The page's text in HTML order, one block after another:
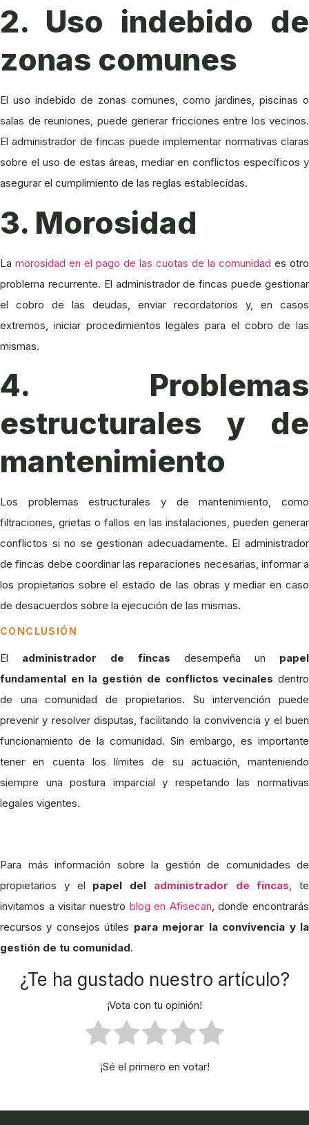
2. Uso indebido de
zonas comunes
El uso indebido de zonas comunes, como jardines, piscinas o
salas de reuniones, puede generar fricciones entre los vecinos.
El administrador de fincas puede implementar normativas claras
sobre el uso de estas áreas, mediar en conflictos específicos y
asegurar el cumplimiento de las reglas establecidas.
3. Morosidad
La morosidad en el pago de las cuotas de la comunidad es otro
problema recurrente. El administrador de fincas puede gestionar
el cobro de las deudas, enviar recordatorios y, en casos
extremos, iniciar procedimientos legales para el cobro de las
mismas.
4. Problemas
estructurales y de
mantenimiento
Los problemas estructurales y de mantenimiento, como
filtraciones, grietas o fallos en las instalaciones, pueden generar
conflictos si no se gestionan adecuadamente. El administrador
de fincas debe coordinar las reparaciones necesarias, informar a
los propietarios sobre el estado de las obras y mediar en caso
de desacuerdos sobre la ejecución de las mismas.
CONCLUSIÓN
El administrador de fincas desempeña un papel
fundamental en la gestión de conflictos vecinales dentro
de una comunidad de propietarios. Su intervención puede
prevenir y resolver disputas, facilitando la convivencia y el buen
funcionamiento de la comunidad. Sin embargo, es importante
tener en cuenta los límites de su actuación, manteniendo
siempre una postura imparcial y respetando las normativas
legales vigentes.
Para más información sobre la gestión de comunidades de
propietarios y el papel del administrador de fincas, te
invitamos a visitar nuestro blog en Afisecan, donde encontrarás
recursos y consejos útiles para mejorar la convivencia y la
gestión de tu comunidad.
¿Te ha gustado nuestro artículo?
¡Vota con tu opinión!
¡Sé el primero en votar!